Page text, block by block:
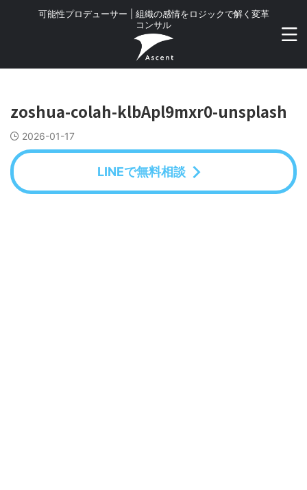
可能性プロデューサー | 組織の感情をロジックで解く変革
コンサル
zoshua-colah-klbApl9mxr0-unsplash
2026-01-17
LINEで無料相談